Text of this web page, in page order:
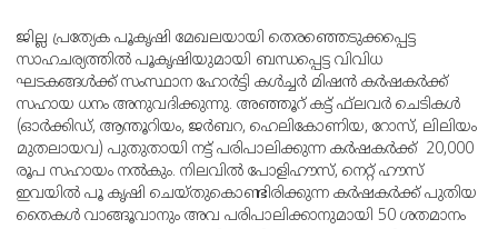
ജില്ല പ്രത്യേക പൂകൃഷി മേഖലയായി തെരഞ്ഞെടുക്കപ്പെട്ട
സാഹചര്യത്തില്‍ പൂകൃഷിയുമായി ബന്ധപ്പെട്ട വിവിധ
ഘടകങ്ങള്‍ക്ക് സംസ്ഥാന ഹോര്‍ട്ടി കള്‍ച്ചര്‍ മിഷന്‍ കര്‍ഷകര്‍ക്ക്
സഹായ ധനം അനുവദിക്കുന്നു. അഞ്ഞൂറ് കട്ട് ഫ്‌ലവര്‍ ചെടികള്‍
(ഓര്‍ക്കിഡ്, ആന്തൂറിയം, ജര്‍ബറ, ഹെലികോണിയ, റോസ്, ലിലിയം
മുതലായവ) പുതുതായി നട്ട് പരിപാലിക്കുന്ന കര്‍ഷകര്‍ക്ക് 20,000
രൂപ സഹായം നല്‍കും. നിലവില്‍ പോളിഹൗസ്, നെറ്റ് ഹൗസ്
ഇവയില്‍ പൂ കൃഷി ചെയ്തുകൊണ്ടിരിക്കുന്ന കര്‍ഷകര്‍ക്ക് പുതിയ
തൈകള്‍ വാങ്ങൂവാനും അവ പരിപാലിക്കാനുമായി 50 ശതമാനം